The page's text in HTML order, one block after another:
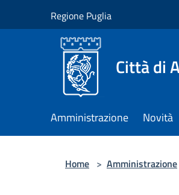
Regione Puglia
Città di
Amministrazione Novità
Home > Amministrazione